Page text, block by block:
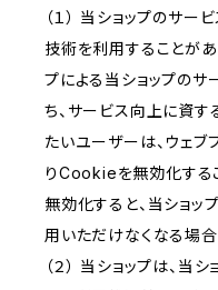
（１） 当ショップのサ
技術を利用することがあ
プによる当ショップの
ち、サービス向上に資
たいユーザーは、ウェブ
りCookieを無効化する
無効化すると、当ショ
用いただけなくなる場合
（２） 当ショップは、当